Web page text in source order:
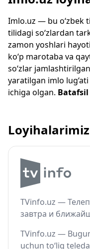
Imlo.uz — bu o‘zbek
tilidagi so‘zlardan
zamon yoshlari
ko‘p marotaba va
so‘zlar
yaratilgan imlo lug‘ati
ichiga olgan.
Loyihalarimiz
TVinfo.uz —
завтра и
TVinfo.uz —
uchun to‘liq